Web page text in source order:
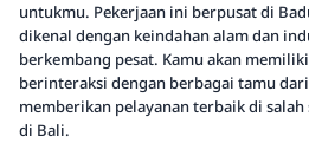
untukmu. Pekerjaan ini berpusat di
dikenal dengan keindahan alam dan
berkembang pesat. Kamu akan
berinteraksi dengan berbagai tamu
memberikan pelayanan terbaik di
di Bali.